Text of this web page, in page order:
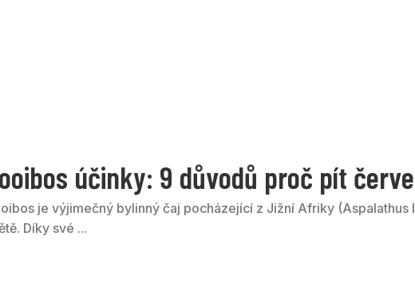
účinky: 9 důvodů proč pít
je výjimečný bylinný čaj pocházející z Jižní Afriky
Díky své ...